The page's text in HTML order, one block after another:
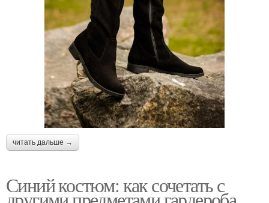
читать дальше →
Синий костюм: как сочетать с